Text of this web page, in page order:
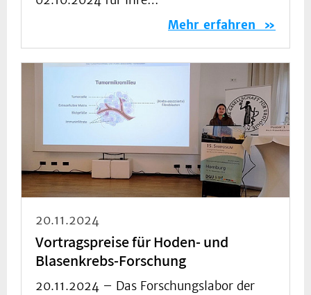
Mehr erfahren
20.11.2024
Vortragspreise für Hoden- und
Blasenkrebs-Forschung
20.11.2024 – Das Forschungslabor der